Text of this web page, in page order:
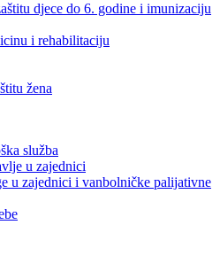
djece do 6. godine i imunizaciju
i rehabilitaciju
žena
služba
u zajednici
u zajednici i vanbolničke palijativne